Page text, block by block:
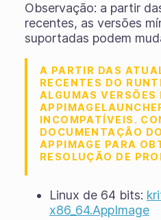
Observação: a partir
recentes, as versões
suportadas podem
A PARTIR DAS
RECENTES DO
ALGUMAS VERSÕES
INCOMPATÍVEIS.
DOCUMENTAÇÃO
APPIMAGE PARA
RESOLUÇÃO DE
Linux de 64 bits:
x86_64.AppImage